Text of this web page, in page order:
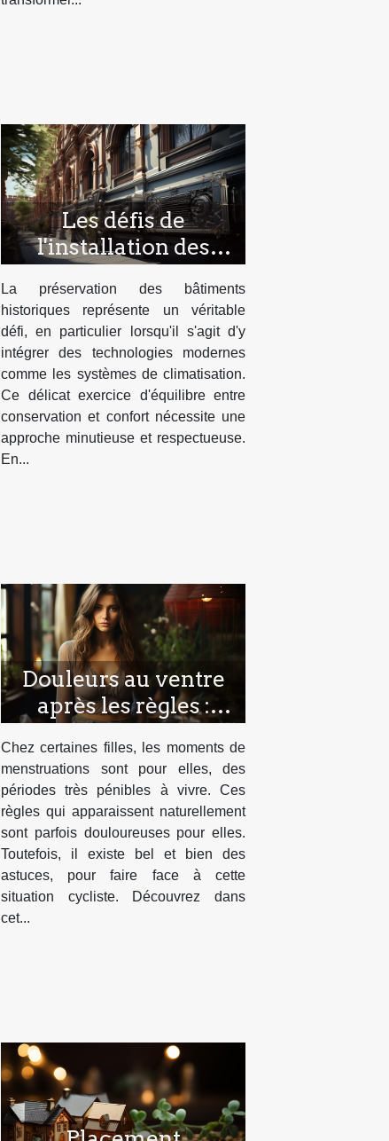
Les défis de
l'installation des
systèmes de
climatisation dans les
bâtiments historiques
La préservation des bâtiments
historiques représente un véritable
défi, en particulier lorsqu'il s'agit d'y
intégrer des technologies modernes
comme les systèmes de climatisation.
Ce délicat exercice d'équilibre entre
conservation et confort nécessite une
approche minutieuse et respectueuse.
En...
Douleurs au ventre
après les règles :
comment les calmer ?
Chez certaines filles, les moments de
menstruations sont pour elles, des
périodes très pénibles à vivre. Ces
règles qui apparaissent naturellement
sont parfois douloureuses pour elles.
Toutefois, il existe bel et bien des
astuces, pour faire face à cette
situation cycliste. Découvrez dans
cet...